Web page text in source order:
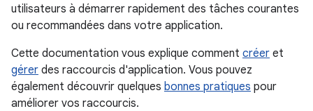
utilisateurs à démarrer rapidement des tâches courantes
ou recommandées dans votre application.
Cette documentation vous explique comment créer et
gérer des raccourcis d'application. Vous pouvez
également découvrir quelques bonnes pratiques pour
améliorer vos raccourcis.